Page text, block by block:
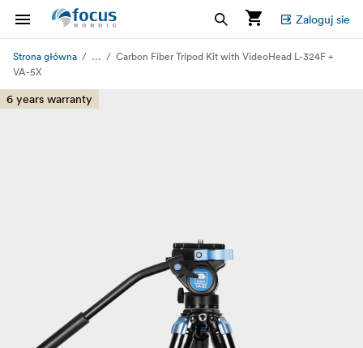
Zaloguj sie
Strona główna ...
Carbon Fiber Tripod Kit with VideoHead L-324F +
VA-5X
6 years warranty